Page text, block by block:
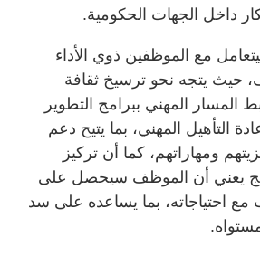
داخل الجهات الحكومية.
مع الموظفين ذوي الأداء
حيث يتجه نحو ترسيخ ثقافة
المسار المهني ببرامج التطوير
التأهيل المهني، بما يتيح دعم
ومهاراتهم، كما أن تركيز
يعني أن الموظف سيحصل على
احتياجاته، بما يساعده على سد